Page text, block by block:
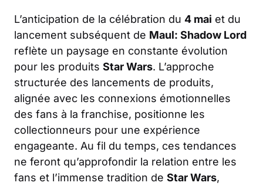
L’anticipation de la célébration du 4 mai et du
lancement subséquent de Maul: Shadow Lord
reflète un paysage en constante évolution
pour les produits Star Wars. L’approche
structurée des lancements de produits,
alignée avec les connexions émotionnelles
des fans à la franchise, positionne les
collectionneurs pour une expérience
engageante. Au fil du temps, ces tendances
ne feront qu’approfondir la relation entre les
fans et l’immense tradition de Star Wars,